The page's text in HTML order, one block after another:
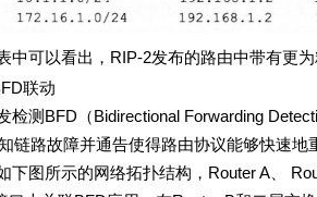
出，RIP-2发布的路由中带有更为精
动
Bidirectional Forwarding Detection
链路故障并通告使得路由协议能够快速
网络拓扑结构，Router A、 Router